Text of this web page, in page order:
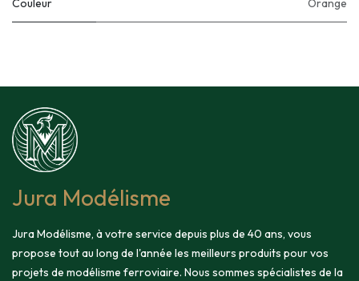
Couleur Orange
Jura Modélisme
Jura Modélisme, à votre service depuis plus de 40 ans, vous
propose tout au long de l'année les meilleurs produits pour vos
projets de modélisme ferroviaire. Nous sommes spécialistes de la